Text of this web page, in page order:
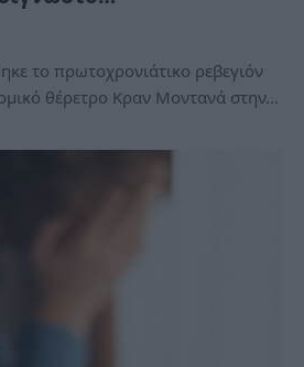
το πρωτοχρονιάτικο ρεβεγιόν
θέρετρο Κραν Μοντανά στην…